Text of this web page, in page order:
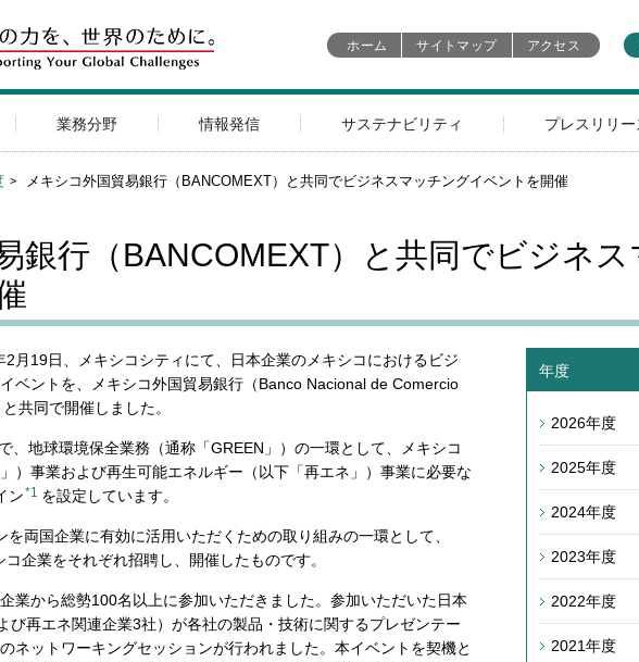
ホーム サイトマップ アクセス
業務分野 情報発信 サステナビリティ プレスリリー
メキシコ外国貿易銀行（BANCOMEXT）と共同でビジネスマッチングイベントを開催
銀行（BANCOMEXT）と共同でビジネス
月19日、メキシコシティにて、日本企業のメキシコにおけるビジ
ベントを、メキシコ外国貿易銀行（Banco Nacional de Comercio
共同で開催しました。
、地球環境保全業務（通称「GREEN」）の一環として、メキシコ
）事業および再生可能エネルギー（以下「再エネ」）事業に必要な
ン*1 を設定しています。
両国企業に有効に活用いただくための取り組みの一環として、
企業をそれぞれ招聘し、開催したものです。
業から総勢100名以上に参加いただきました。参加いただいた日本
び再エネ関連企業3社）が各社の製品・技術に関するプレゼンテー
ネットワーキングセッションが行われました。本イベントを契機と
年度
2026年度
2025年度
2024年度
2023年度
2022年度
2021年度